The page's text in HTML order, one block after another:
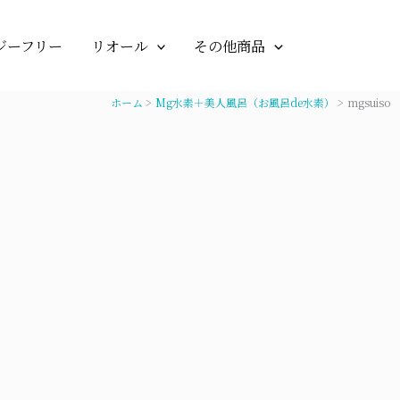
ーフリー リオール その他商品
ホーム Mg水素＋美人風呂（お風呂de水素） mgsuiso